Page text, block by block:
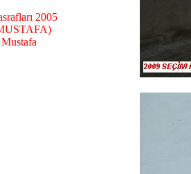
2005
Mustafa